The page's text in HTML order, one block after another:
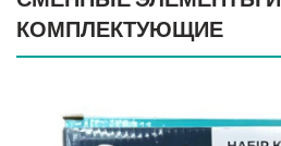
КОМПЛЕКТУЮЩИЕ